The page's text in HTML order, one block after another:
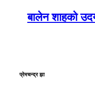
बालेन शाहको
प्रेमचन्द्र झा